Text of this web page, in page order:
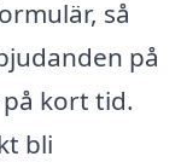
så
på
kort tid.
bli